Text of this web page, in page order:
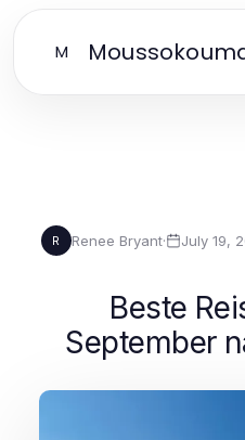
M
R Renee Bryant· July 19,
Beste
September